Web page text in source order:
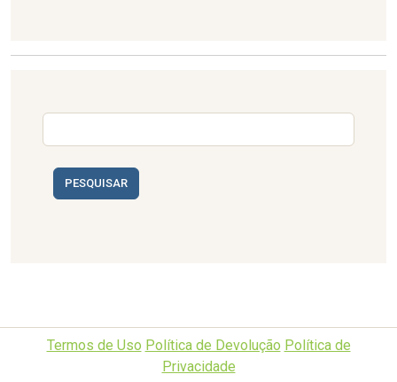
PESQUISAR
Termos de Uso Política de Devolução Política de
Privacidade